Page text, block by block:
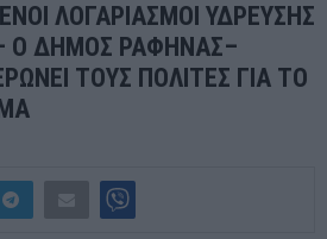
ΛΟΓΑΡΙΑΣΜΟΙ ΥΔΡΕΥΣΗΣ
Ο ΔΗΜΟΣ ΡΑΦΗΝΑΣ–
ΤΟΥΣ ΠΟΛΙΤΕΣ ΓΙΑ ΤΟ